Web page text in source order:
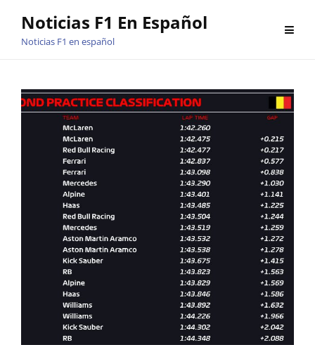
Noticias F1 En Español
Noticias F1 en español